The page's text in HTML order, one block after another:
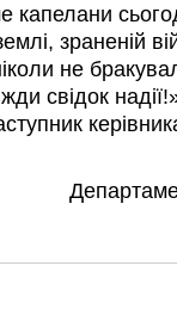
капелани
зраненій
не
свідок